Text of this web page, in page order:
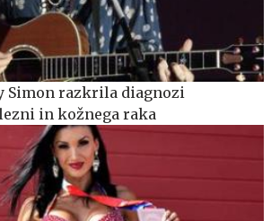
Simon razkrila diagnozi
in kožnega raka